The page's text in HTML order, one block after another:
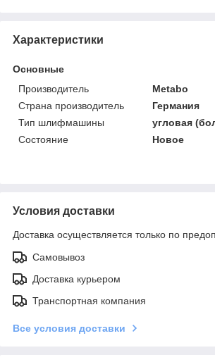
Характеристики
Основные
Производитель
Metabo
Страна производитель
Германия
Тип шлифмашины
угловая
Состояние
Новое
Условия доставки
Доставка осуществляется только по
Самовывоз
Доставка курьером
Транспортная компания
Все условия доставки